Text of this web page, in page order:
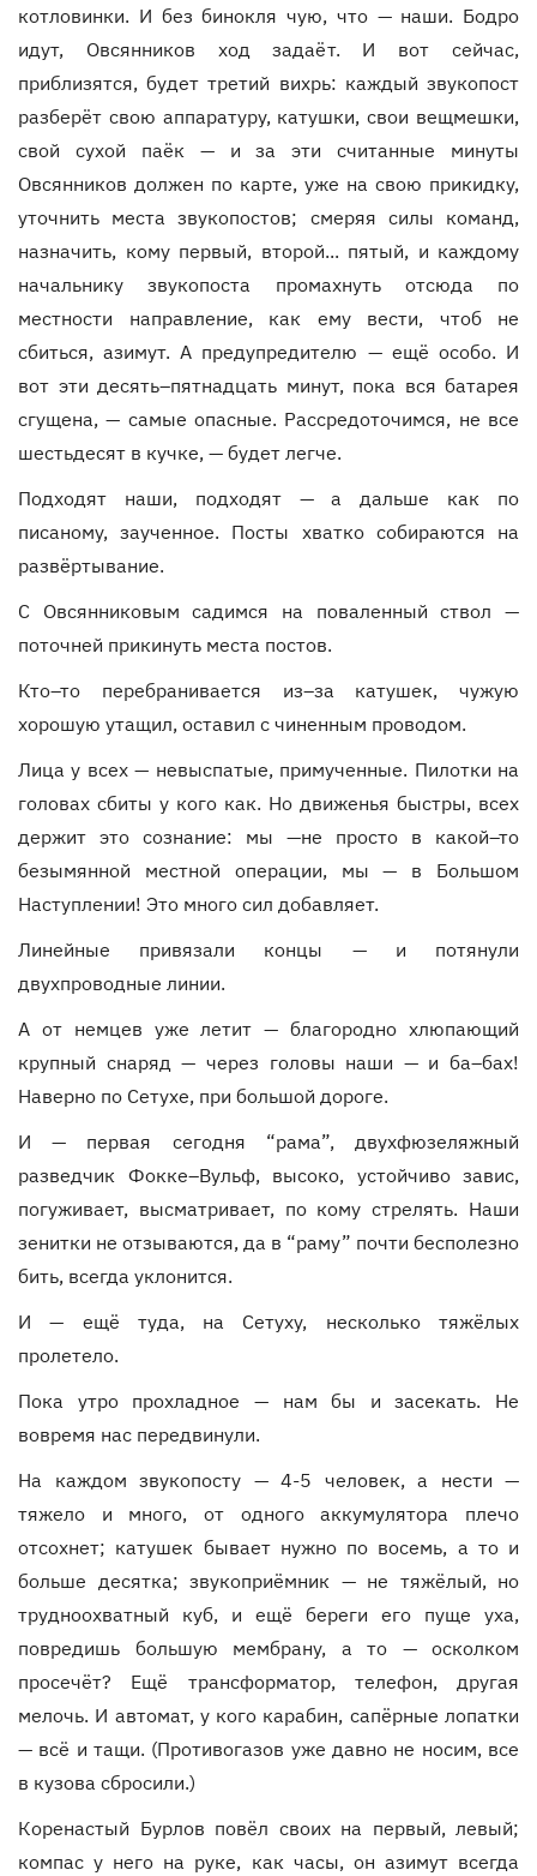
котловинки. И без бинокля чую, что — наши. Бодро
идут, Овсянников ход задаёт. И вот сейчас,
приблизятся, будет третий вихрь: каждый звукопост
разберёт свою аппаратуру, катушки, свои вещмешки,
свой сухой паёк — и за эти считанные минуты
Овсянников должен по карте, уже на свою прикидку,
уточнить места звукопостов; смеряя силы команд,
назначить, кому первый, второй... пятый, и каждому
начальнику звукопоста промахнуть отсюда по
местности направление, как ему вести, чтоб не
сбиться, азимут. А предупредителю — ещё особо. И
вот эти десять–пятнадцать минут, пока вся батарея
сгущена, — самые опасные. Рассредоточимся, не все
шестьдесят в кучке, — будет легче.
Подходят наши, подходят — а дальше как по
писаному, заученное. Посты хватко собираются на
развёртывание.
С Овсянниковым садимся на поваленный ствол —
поточней прикинуть места постов.
Кто–то перебранивается из–за катушек, чужую
хорошую утащил, оставил с чиненным проводом.
Лица у всех — невыспатые, примученные. Пилотки на
головах сбиты у кого как. Но движенья быстры, всех
держит это сознание: мы —не просто в какой–то
безымянной местной операции, мы — в Большом
Наступлении! Это много сил добавляет.
Линейные привязали концы — и потянули
двухпроводные линии.
А от немцев уже летит — благородно хлюпающий
крупный снаряд — через головы наши — и ба–бах!
Наверно по Сетухе, при большой дороге.
И — первая сегодня “рама”, двухфюзеляжный
разведчик Фокке–Вульф, высоко, устойчиво завис,
погуживает, высматривает, по кому стрелять. Наши
зенитки не отзываются, да в “раму” почти бесполезно
бить, всегда уклонится.
И — ещё туда, на Сетуху, несколько тяжёлых
пролетело.
Пока утро прохладное — нам бы и засекать. Не
вовремя нас передвинули.
На каждом звукопосту — 4-5 человек, а нести —
тяжело и много, от одного аккумулятора плечо
отсохнет; катушек бывает нужно по восемь, а то и
больше десятка; звукоприёмник — не тяжёлый, но
трудноохватный куб, и ещё береги его пуще уха,
повредишь большую мембрану, а то — осколком
просечёт? Ещё трансформатор, телефон, другая
мелочь. И автомат, у кого карабин, сапёрные лопатки
— всё и тащи. (Противогазов уже давно не носим, все
в кузова сбросили.)
Коренастый Бурлов повёл своих на первый, левый;
компас у него на руке, как часы, он азимут всегда